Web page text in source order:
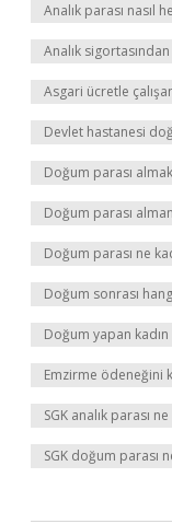
Analık parası nasıl
Analık
Asgari ücretle
Devlet hastanesi
Doğum parası
Doğum parası
Doğum parası ne
Doğum sonrası
Doğum yapan kadın
Emzirme ödeneğini
SGK analık parası
SGK doğum parası